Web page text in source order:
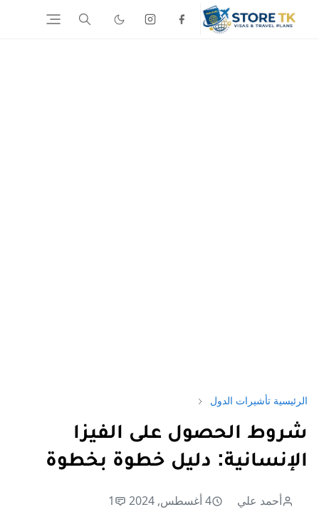
الرئيسية تأشيرات الدول
شروط الحصول على الفيزا
الإنسانية: دليل خطوة بخطوة
أحمد علي 4 أغسطس, 2024 1